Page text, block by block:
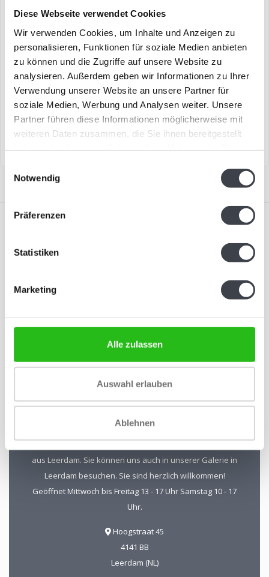
Diese Webseite verwendet Cookies
Wir verwenden Cookies, um Inhalte und Anzeigen zu
personalisieren, Funktionen für soziale Medien anbieten
zu können und die Zugriffe auf unsere Website zu
analysieren. Außerdem geben wir Informationen zu Ihrer
Verwendung unserer Website an unsere Partner für
soziale Medien, Werbung und Analysen weiter. Unsere
Partner führen diese Informationen möglicherweise mit
weiteren Daten zusammen, die Sie ihnen bereitgestellt
Notwendig
Präferenzen
Statistiken
Marketing
Alle zulassen
Auswahl erlauben
Ablehnen
Kosta Boda Skulptur
„Home“
Skulptur „Home“ aus der
Serie „Earth“ von Kosta Boda.
€219,00
Schmetterlingsvase
..
€149,00
Bleiben Sie auf dem Laufenden und erhalten Sie einen
Kristal-Glas Leerdam
Kristal-Glas ist der Online-Shop für Glaskunst und Kristall
aus Leerdam. Sie können uns auch in unserer Galerie in
Leerdam besuchen. Sie sind herzlich willkommen!
Geöffnet Mittwoch bis Freitag 13 - 17 Uhr Samstag 10 - 17
Uhr.
Hoogstraat 45
4141 BB
Leerdam (NL)